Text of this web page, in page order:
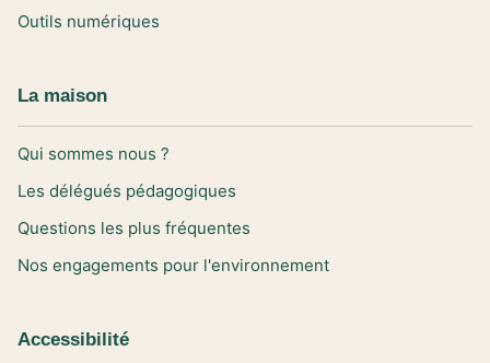
Outils numériques
La maison
Qui sommes nous ?
Les délégués pédagogiques
Questions les plus fréquentes
Nos engagements pour l'environnement
Accessibilité